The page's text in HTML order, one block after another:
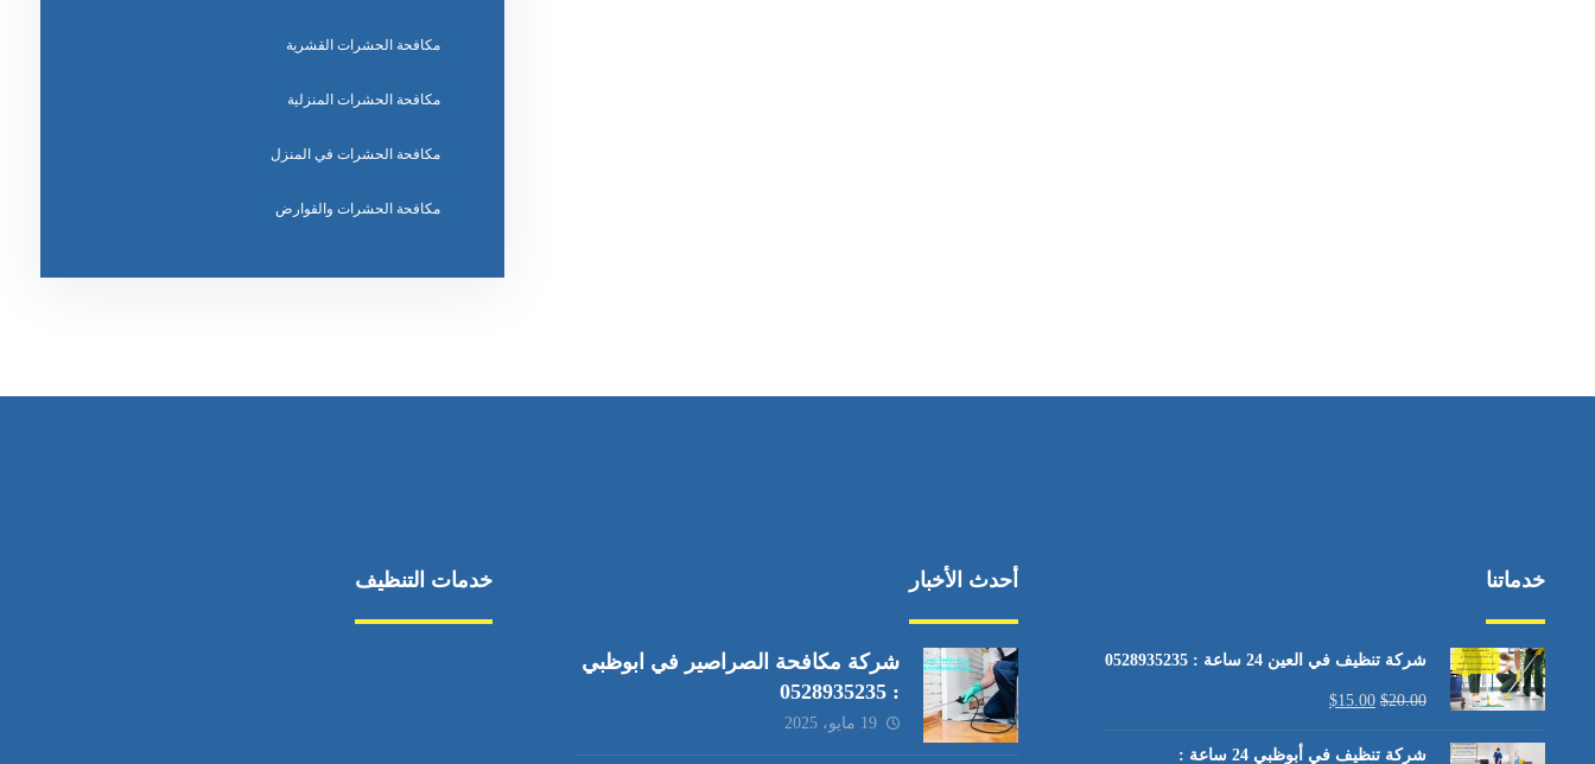
مكافحة الحشرات القشرية
مكافحة الحشرات المنزلية
مكافحة الحشرات في المنزل
مكافحة الحشرات والقوارض
خدماتنا
شركة تنظيف في العين 24 ساعة : 0528935235
$20.00
$15.00
شركة تنظيف في أبوظبي 24 ساعة :
أحدث الأخبار
شركة مكافحة الصراصير في ابوظبي
: 0528935235
19 مايو، 2025
خدمات التنظيف